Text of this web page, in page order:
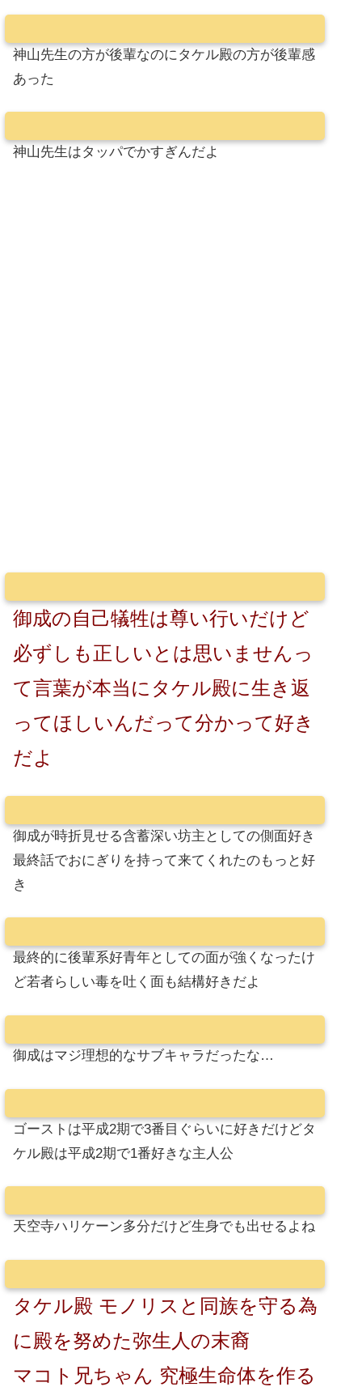
神山先生の方が後輩なのにタケル殿の方が後輩感
あった
神山先生はタッパでかすぎんだよ
御成の自己犠牲は尊い行いだけど
必ずしも正しいとは思いませんっ
て言葉が本当にタケル殿に生き返
ってほしいんだって分かって好き
だよ
御成が時折見せる含蓄深い坊主としての側面好き
最終話でおにぎりを持って来てくれたのもっと好
き
最終的に後輩系好青年としての面が強くなったけ
ど若者らしい毒を吐く面も結構好きだよ
御成はマジ理想的なサブキャラだったな…
ゴーストは平成2期で3番目ぐらいに好きだけどタ
ケル殿は平成2期で1番好きな主人公
天空寺ハリケーン多分だけど生身でも出せるよね
タケル殿 モノリスと同族を守る為
に殿を努めた弥生人の末裔
マコト兄ちゃん 究極生命体を作る